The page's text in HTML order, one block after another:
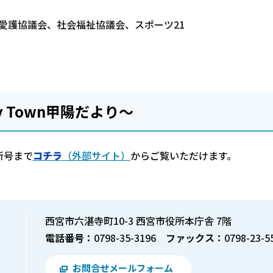
護協議会、社会福祉協議会、スポーツ21
Town甲陽だより～
号までコチラ （外部サイト） からご覧いただけます。
西宮市六湛寺町10-3 西宮市役所本庁舎 7階
電話番号： 0798-35-3196 ファックス： 0798-23-
お問合せメールフォーム